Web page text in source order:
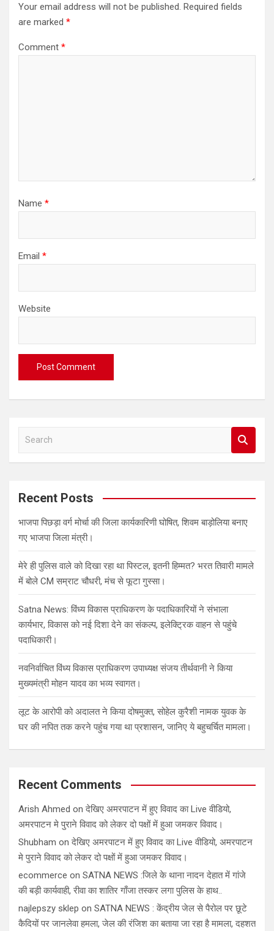
Your email address will not be published. Required fields
are marked *
Comment *
Name *
Email *
Website
a
c
Recent Posts
भाजपा पिछड़ा वर्ग मोर्चा की जिला कार्यकारिणी घोषित, शिवम बाड़ोलिया बनाए
गए भाजपा जिला मंत्री।
मेरे ही पुलिस वाले को दिखा रहा था पिस्टल, इतनी हिम्मत? भरत तिवारी मामले
में बोले CM सम्राट चौधरी, मंच से फूटा गुस्सा।
Satna News: विंध्य विकास प्राधिकरण के पदाधिकारियों ने संभाला
कार्यभार, विकास को नई दिशा देने का संकल्प, इलेक्ट्रिक वाहन से पहुंचे
पदाधिकारी।
नवनिर्वाचित विंध्य विकास प्राधिकरण उपाध्यक्ष संजय तीर्थवानी ने किया
मुख्यमंत्री मोहन यादव का भव्य स्वागत।
लूट के आरोपी को अदालत ने किया दोषमुक्त, सोहेल कुरैशी नामक युवक के
घर की नपित तक करने पहुंच गया था प्रशासन, जानिए ये बहुचर्चित मामला।
Recent Comments
Arish Ahmed onदेखिए अमरपाटन में हुए विवाद का Live वीडियो,
अमरपाटन मे पुराने विवाद को लेकर दो पक्षों में हुआ जमकर विवाद।
Shubham onदेखिए अमरपाटन में हुए विवाद का Live वीडियो, अमरपाटन
मे पुराने विवाद को लेकर दो पक्षों में हुआ जमकर विवाद।
ecommerce on SATNA NEWS :जिले के थाना नादन देहात में गांजे
की बड़ी कार्यवाही, रीवा का शातिर गाँजा तस्कर लगा पुलिस के हाथ..
najlepszy sklep on SATNA NEWS : केंद्रीय जेल से पैरोल पर छूटे
कैदियों पर जानलेवा हमला, जेल की रंजिश का बताया जा रहा है मामला, दहशत